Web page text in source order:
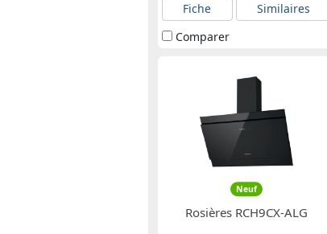
Fiche
Similaires
Comparer
Neuf
Rosières RCH9CX-ALG